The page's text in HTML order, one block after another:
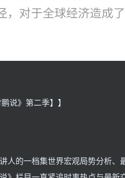
说》第二季】】
人的一档集世界宏观局势分析